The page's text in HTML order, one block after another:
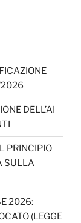
2026
DELL’AI
PRINCIPIO
SULLA
2026:
(LEGGE